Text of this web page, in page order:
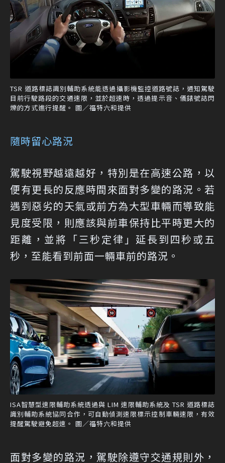
TSR 道路標誌識別輔助系統能透過攝影機監控道路號誌，通知駕駛
目前行駛路段的交通速限，並於超速時，透過提示音、儀錶號誌閃
爍的方式進行提醒。 圖／福特六和提供
隨時留心路況
駕駛視野越遠越好，特別是在高速公路，以
便有更長的反應時間來面對多變的路況。若
遇到惡劣的天氣或前方為大型車輛而導致能
見度受限，則應該與前車保持比平時更大的
距離，並將「三秒定律」延長到四秒或五
秒，至能看到前面一輛車前的路況。
ISA智慧型速限輔助系統透過與 LIM 速限輔助系統及 TSR 道路標誌
識別輔助系統協同合作，可自動偵測速限標示控制車輛速限，有效
提醒駕駛避免超速。 圖／福特六和提供
面對多變的路況，駕駛除遵守交通規則外，